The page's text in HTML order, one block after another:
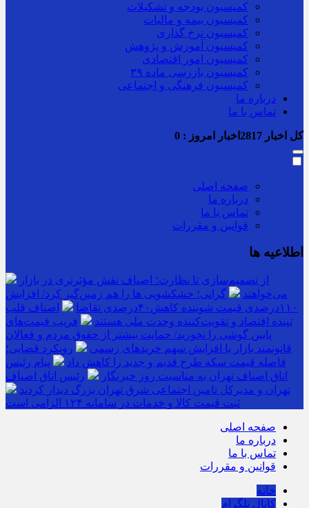
کمیسیون بودجه و تشکیلات
کمیسیون بیمه و مالیات
کمیسیون نرخ گذاری
کمیسیون آموزش و پژوهش
کمیسیون امور اقتصادی
کمیسیون بازرسی ماده ۳۹
کمیسیون فرهنگی و اجتماعی
درباره ما
تماس با ما
کل اخبار اخبار امروز : 0
صفحه اصلی
درباره ما
تماس با ما
قوانین و مقررات
اطلاعیه ها
از تصمیم‌سازی تا نظارت؛ اصناف نقش مؤثرتری در بازار
می‌خواهند
گرانی؛ خشکشویی‌ ها را هم زمین‌گیر کرد/ افزایش
۱۱۰درصدی قیمت شوینده کاهش۴۰درصدی تقاضا
اصناف قلب
تپنده اقتصاد و تقویت‌کننده وحدت ملی هستند
فریب قیمت‌های
پایین گوشی را نخورید/ حمایت بیشتر از حقوق مردم و فعالان
قانونمند بازار با افزایش سهم خریدهای رسمی
رویکرد قضایی؛
فاصله قیمت سکه طرح قدیم و جدید را کاهش داد
پیام رئیس
اتاق اصناف تهران به مناسبت روز خبرنگار
رئیس اتاق اصناف
تهران و مدیرکل تامین اجتماعی شرق تهران بزرگ دیدار کردند
ثبت قیمت کالا و خدمات در سامانه ۱۲۴ الزامی است
صفحه اصلی
درباره ما
تماس با ما
قوانین و مقررات
خانه
کانال تلگرام